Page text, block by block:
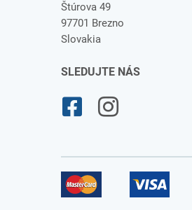
Štúrova 49
97701 Brezno
Slovakia
SLEDUJTE NÁS